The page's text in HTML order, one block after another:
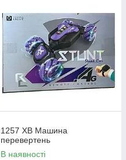
1257 XB Машина
перевертень
В наявності